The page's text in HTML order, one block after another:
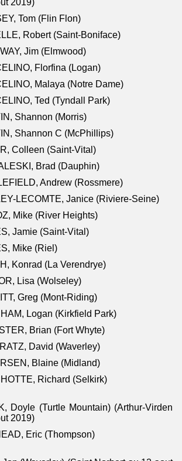
Tom (Flin Flon)
Robert (Saint-Boniface)
Jim (Elmwood)
Florfina (Logan)
Malaya (Notre Dame)
Ted (Tyndall Park)
Shannon (Morris)
Shannon C (McPhillips)
Colleen (Saint-Vital)
Brad (Dauphin)
Andrew (Rossmere)
LECOMTE, Janice (Riviere-Seine)
Mike (River Heights)
Jamie (Saint-Vital)
Mike (Riel)
Konrad (La Verendrye)
Lisa (Wolseley)
Greg (Mont-Riding)
Logan (Kirkfield Park)
Brian (Fort Whyte)
David (Waverley)
Blaine (Midland)
Richard (Selkirk)
Doyle (Turtle Mountain) (Arthur-Virden
2019)
Eric (Thompson)